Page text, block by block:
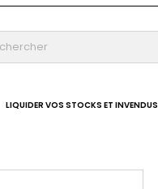
LIQUIDER VOS STOCKS ET INVENDUS